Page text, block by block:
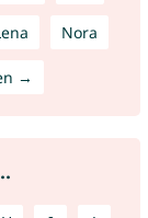
Nora
→